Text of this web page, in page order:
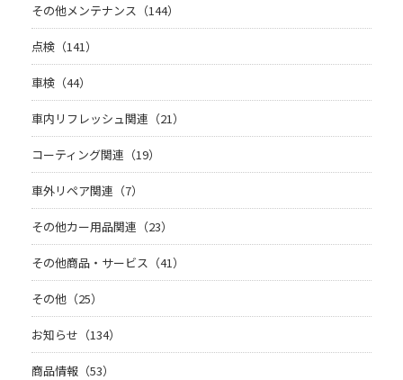
その他メンテナンス（144）
点検（141）
車検（44）
車内リフレッシュ関連（21）
コーティング関連（19）
車外リペア関連（7）
その他カー用品関連（23）
その他商品・サービス（41）
その他（25）
お知らせ（134）
商品情報（53）